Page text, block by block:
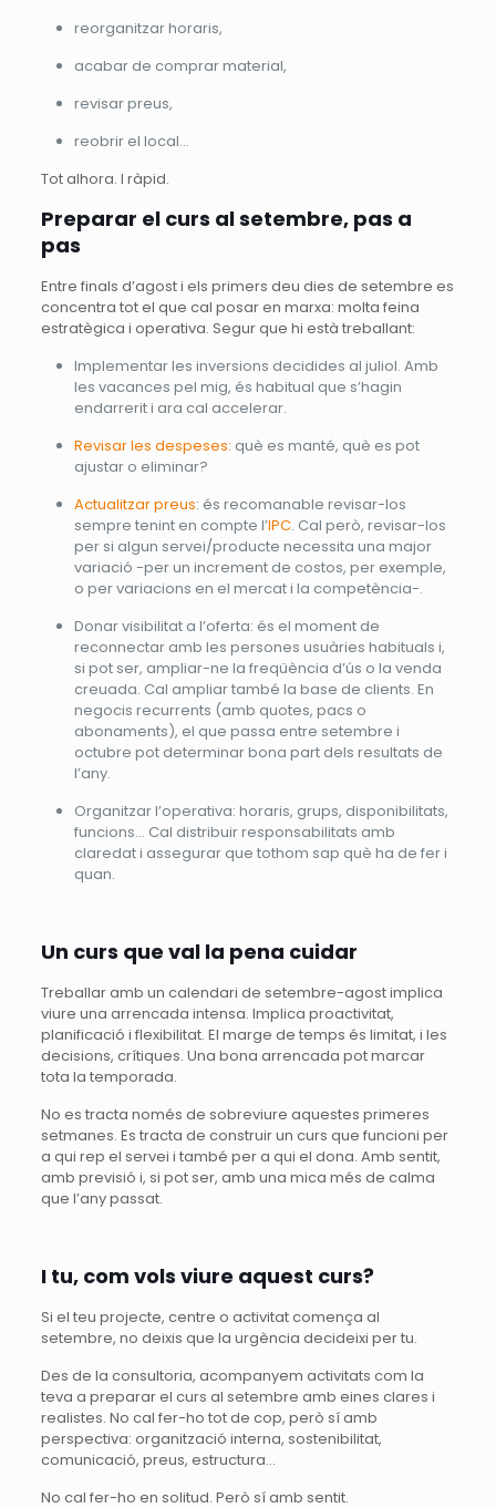
reorganitzar horaris,
acabar de comprar material,
revisar preus,
reobrir el local…
Tot alhora. I ràpid.
Preparar el curs al setembre, pas a
pas
Entre finals d’agost i els primers deu dies de setembre es
concentra tot el que cal posar en marxa: molta feina
estratègica i operativa. Segur que hi està treballant:
Implementar les inversions decidides al juliol. Amb
les vacances pel mig, és habitual que s’hagin
endarrerit i ara cal accelerar.
Revisar les despeses: què es manté, què es pot
ajustar o eliminar?
Actualitzar preus: és recomanable revisar-los
sempre tenint en compte l’IPC. Cal però, revisar-los
per si algun servei/producte necessita una major
variació -per un increment de costos, per exemple,
o per variacions en el mercat i la competència-.
Donar visibilitat a l’oferta: és el moment de
reconnectar amb les persones usuàries habituals i,
si pot ser, ampliar-ne la freqüència d’ús o la venda
creuada. Cal ampliar també la base de clients. En
negocis recurrents (amb quotes, pacs o
abonaments), el que passa entre setembre i
octubre pot determinar bona part dels resultats de
l’any.
Organitzar l’operativa: horaris, grups, disponibilitats,
funcions… Cal distribuir responsabilitats amb
claredat i assegurar que tothom sap què ha de fer i
quan.
Un curs que val la pena cuidar
Treballar amb un calendari de setembre-agost implica
viure una arrencada intensa. Implica proactivitat,
planificació i flexibilitat. El marge de temps és limitat, i les
decisions, crítiques. Una bona arrencada pot marcar
tota la temporada.
No es tracta només de sobreviure aquestes primeres
setmanes. Es tracta de construir un curs que funcioni per
a qui rep el servei i també per a qui el dona. Amb sentit,
amb previsió i, si pot ser, amb una mica més de calma
que l’any passat.
I tu, com vols viure aquest curs?
Si el teu projecte, centre o activitat comença al
setembre, no deixis que la urgència decideixi per tu.
Des de la consultoria, acompanyem activitats com la
teva a preparar el curs al setembre amb eines clares i
realistes. No cal fer-ho tot de cop, però sí amb
perspectiva: organització interna, sostenibilitat,
comunicació, preus, estructura…
No cal fer-ho en solitud. Però sí amb sentit.